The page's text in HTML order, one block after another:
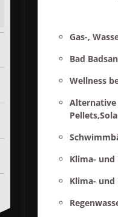
Gas-,
Bad
Wellness
Alternative
Klima-
Klima-